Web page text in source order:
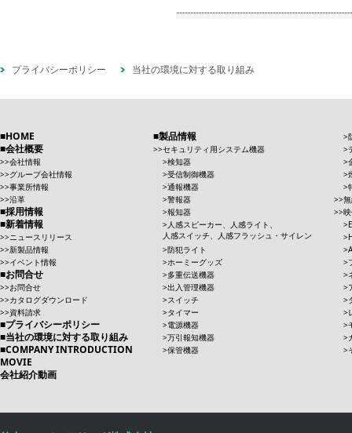
プライバシーポリシー 当社の環境に対する取り組み
HOME
会社概要
会社情報
グループ会社情報
事業所情報
沿革
採用情報
新着情報
ニュースリリース
新製品情報
イベント情報
お問合せ
お問合せ
カタログダウンロード
資料請求
プライバシーポリシー
当社の環境に対する取り組み
COMPANY INTRODUCTION
MOVIE
会社紹介動画
製品情報
セキュリティ用システム機器
検知器
受信制御機器
通報機器
警報器
報知器
人感スピーカー、人感ライト、
人感スイッチ、人感フラッシュ・サイレン
防犯ライト
ホーミーグッズ
多重伝送機器
出入管理機器
スイッチ
タイマー
電源機器
万引報知機器
保管機器